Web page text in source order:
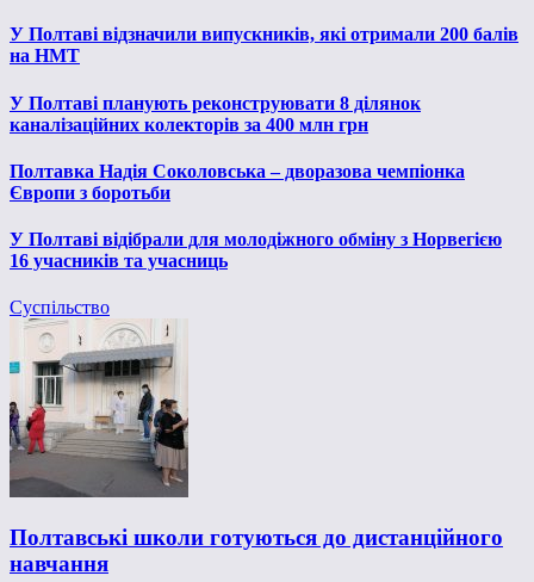
У Полтаві відзначили випускників, які отримали 200 балів
на НМТ
У Полтаві планують реконструювати 8 ділянок
каналізаційних колекторів за 400 млн грн
Полтавка Надія Соколовська – дворазова чемпіонка
Європи з боротьби
У Полтаві відібрали для молодіжного обміну з Норвегією
16 учасників та учасниць
Суспільство
Полтавські школи готуються до дистанційного
навчання